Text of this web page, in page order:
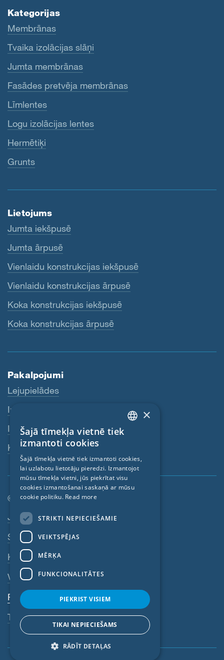
Kategorijas
Membrānas
Tvaika izolācijas slāņi
Jumta membrānas
Fasādes pretvēja membrānas
Līmlentes
Logu izolācijas lentes
Hermētiķi
Grunts
Lietojums
Jumta iekšpusē
Jumta ārpusē
Vienlaidu konstrukcijas iekšpusē
Vienlaidu konstrukcijas ārpusē
Koka konstrukcijas iekšpusē
Koka konstrukcijas ārpusē
Pakalpojumi
Lejupielādes
Internetveikals
Izplatītāji
Kontaktpersona
© SIGA 2026
Kājenes navigācija
Jobs
Sazinieties
Konfidencialitātes politika
VDN
Rekvizīti
Trauksmes sistēma
ENGLISH
FRENCH
CZECH
NORWEGIAN
×
Šajā tīmekļa vietnē tiek
izmantoti cookies
Šajā tīmekļa vietnē tiek izmantoti cookies,
lai uzlabotu lietotāju pieredzi. Izmantojot
mūsu tīmekļa vietni, jūs piekrītat visu
cookies izmantošanai saskaņā ar mūsu
cookie politiku. Read more
STRIKTI NEPIECIEŠAMIE
VEIKTSPĒJAS
MĒRĶA
FUNKCIONALITĀTES
PIEKRIST VISIEM
TIKAI NEPIECIEŠAMS
RĀDĪT DETAĻAS